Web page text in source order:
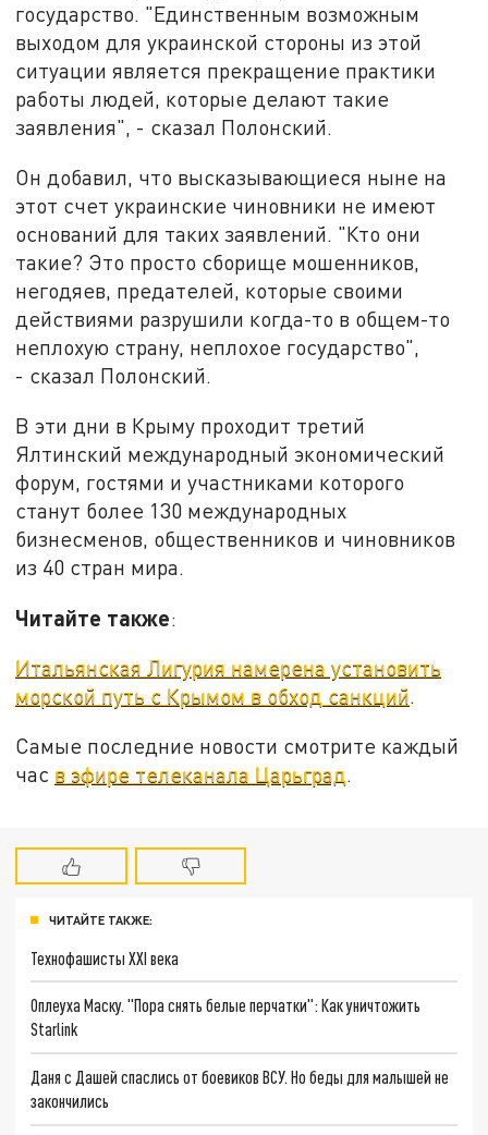
государство. "Единственным возможным
выходом для украинской стороны из этой
ситуации является прекращение практики
работы людей, которые делают такие
заявления", - сказал Полонский.
Он добавил, что высказывающиеся ныне на
этот счет украинские чиновники не имеют
оснований для таких заявлений. "Кто они
такие? Это просто сборище мошенников,
негодяев, предателей, которые своими
действиями разрушили когда-то в общем-то
неплохую страну, неплохое государство",
- сказал Полонский.
В эти дни в Крыму проходит третий
Ялтинский международный экономический
форум, гостями и участниками которого
станут более 130 международных
бизнесменов, общественников и чиновников
из 40 стран мира.
Читайте также:
Итальянская Лигурия намерена установить
морской путь с Крымом в обход санкций.
Самые последние новости смотрите каждый
час в эфире телеканала Царьград.
ЧИТАЙТЕ ТАКЖЕ:
Технофашисты XXI века
Оплеуха Маску. "Пора снять белые перчатки": Как уничтожить
Starlink
Даня с Дашей спаслись от боевиков ВСУ. Но беды для малышей не
закончились